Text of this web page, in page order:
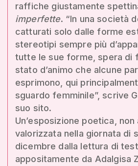
raffiche giustamente
imperfette. “In una società
catturati solo dalle forme
stereotipi sempre più
tutte le sue forme, spera di
stato d’animo che alcune
esprimono, qui
sguardo femminile”, scrive
suo sito.
Un’esposizione poetica, non
valorizzata nella giornata di
dicembre dalla lettura di
appositamente da Adalgisa